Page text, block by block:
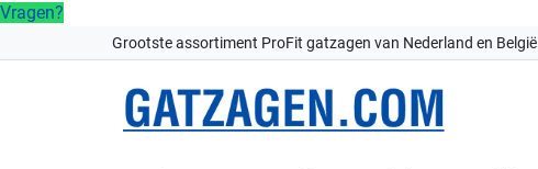
Vragen?
Grootste assortiment ProFit gatzagen van Nederland en België